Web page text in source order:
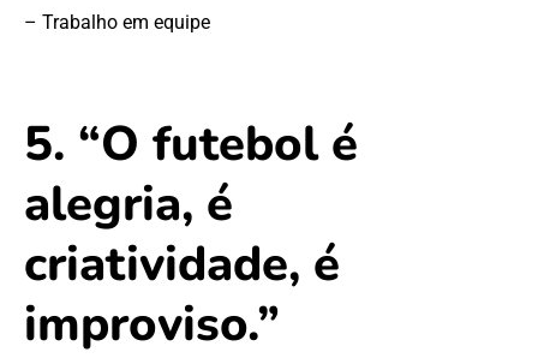
– Trabalho em equipe
5. “O futebol é
alegria, é
criatividade, é
improviso.”